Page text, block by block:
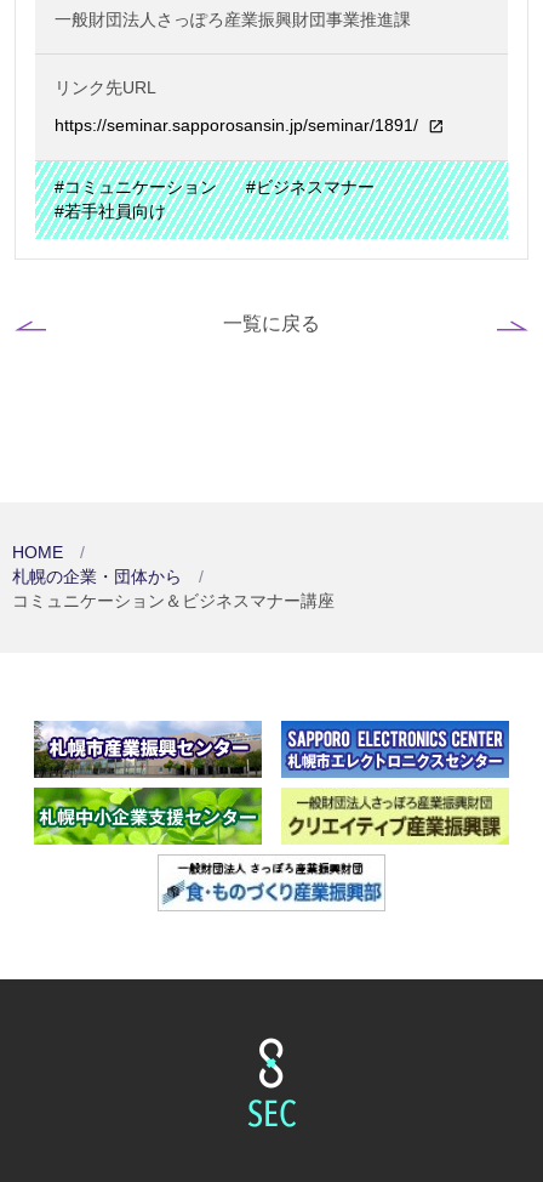
一般財団法人さっぽろ産業振興財団事業推進課
リンク先URL
https://seminar.sapporosansin.jp/seminar/1891/
#コミュニケーション
#ビジネスマナー
#若手社員向け
一覧に戻る
HOME
札幌の企業・団体から
コミュニケーション＆ビジネスマナー講座